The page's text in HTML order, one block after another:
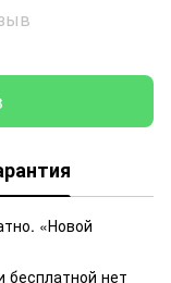
«Новой
нет